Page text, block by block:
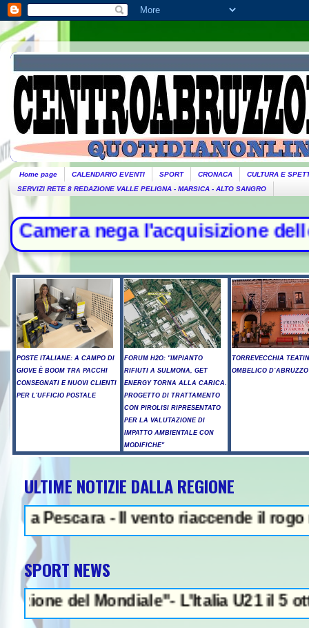
Home page CALENDARIO EVENTI SPORT CRONACA
CULTURA E
SERVIZI RETE 8 REDAZIONE VALLE PELIGNA - MARSICA - ALTO SANGRO
l'acquisizione delle chat
POSTE ITALIANE: A CAMPO DI
GIOVE È BOOM TRA PACCHI
CONSEGNATI E NUOVI CLIENTI
PER L'UFFICIO POSTALE
FORUM H2O: "IMPIANTO
RIFIUTI A SULMONA, GET
ENERGY TORNA ALLA CARICA.
PROGETTO DI TRATTAMENTO
CON PIROLISI RIPRESENTATO
PER LA VALUTAZIONE DI
IMPATTO AMBIENTALE CON
MODIFICHE"
TORREVECCHIA
OMBELICO D’ABRUZZO
ULTIME NOTIZIE DALLA REGIONE
- Il vento riaccende il rogo
SPORT NEWS
Mondiale"- L'Italia U21 il 5 ottobre a
IN EVIDENZA - Trump,